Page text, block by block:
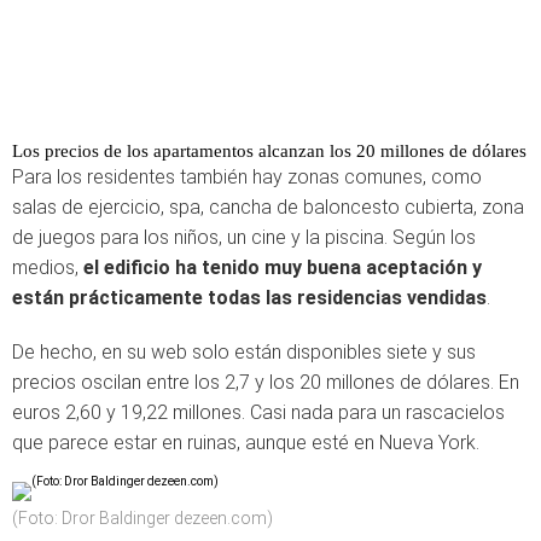
Los precios de los apartamentos alcanzan los 20 millones de dólares
Para los residentes también hay zonas comunes, como
salas de ejercicio, spa, cancha de baloncesto cubierta, zona
de juegos para los niños, un cine y la piscina. Según los
medios, el edificio ha tenido muy buena aceptación y
están prácticamente todas las residencias vendidas.
De hecho, en su web solo están disponibles siete y sus
precios oscilan entre los 2,7 y los 20 millones de dólares. En
euros 2,60 y 19,22 millones. Casi nada para un rascacielos
que parece estar en ruinas, aunque esté en Nueva York.
(Foto: Dror Baldinger dezeen.com)